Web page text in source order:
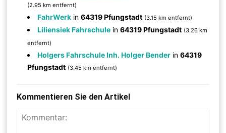
(2.95 km entfernt)
FahrWerk in64319 Pfungstadt (3.15 km entfernt)
Liliensiek Fahrschule in64319 Pfungstadt (3.26 km
entfernt)
Holgers Fahrschule Inh. Holger Bender in64319
Pfungstadt (3.45 km entfernt)
Kommentieren Sie den Artikel